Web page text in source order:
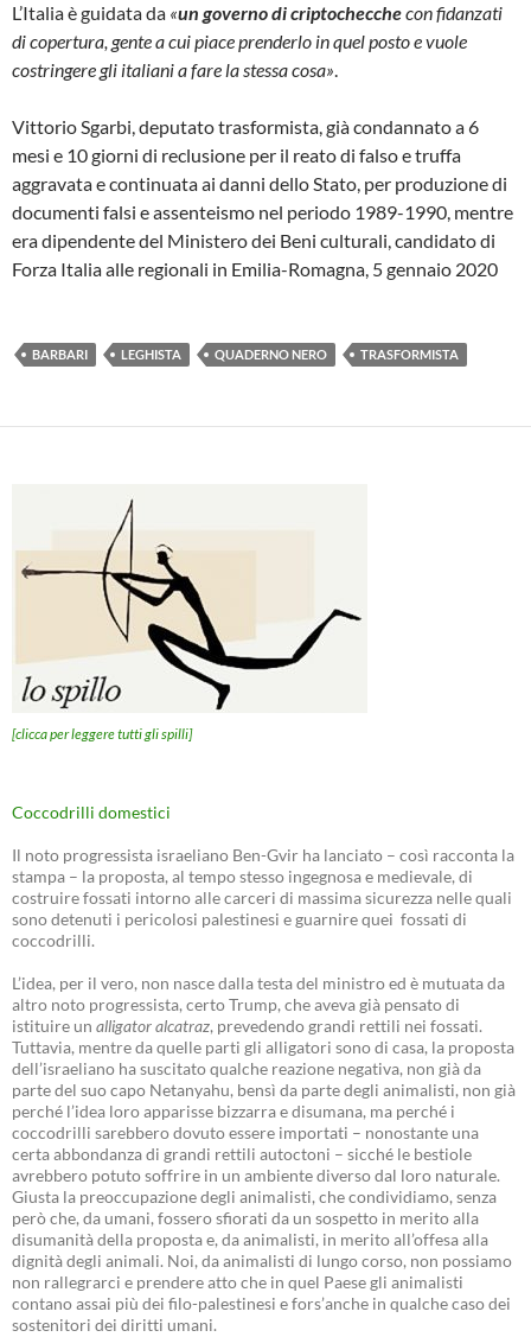
L’Italia è guidata da «un governo di criptochecchecon fidanzati
di copertura, gente a cui piace prenderlo in quel posto e vuole
costringere gli italiani a fare la stessa cosa».
Vittorio Sgarbi, deputato trasformista, già condannato a 6
mesi e 10 giorni di reclusione per il reato di falso e truffa
aggravata e continuata ai danni dello Stato, per produzione di
documenti falsi e assenteismo nel periodo 1989-1990, mentre
era dipendente del Ministero dei Beni culturali, candidato di
Forza Italia alle regionali in Emilia-Romagna, 5 gennaio 2020
BARBARI LEGHISTA QUADERNO NERO TRASFORMISTA
[clicca per leggere tutti gli spilli]
Coccodrilli domestici
Il noto progressista israeliano Ben-Gvir ha lanciato – così racconta la
stampa – la proposta, al tempo stesso ingegnosa e medievale, di
costruire fossati intorno alle carceri di massima sicurezza nelle quali
sono detenuti i pericolosi palestinesi e guarnire quei fossati di
coccodrilli.
L’idea, per il vero, non nasce dalla testa del ministro ed è mutuata da
altro noto progressista, certo Trump, che aveva già pensato di
istituire un alligator alcatraz, prevedendo grandi rettili nei fossati.
Tuttavia, mentre da quelle parti gli alligatori sono di casa, la proposta
dell’israeliano ha suscitato qualche reazione negativa, non già da
parte del suo capo Netanyahu, bensì da parte degli animalisti, non già
perché l’idea loro apparisse bizzarra e disumana, ma perché i
coccodrilli sarebbero dovuto essere importati – nonostante una
certa abbondanza di grandi rettili autoctoni – sicché le bestiole
avrebbero potuto soffrire in un ambiente diverso dal loro naturale.
Giusta la preoccupazione degli animalisti, che condividiamo, senza
però che, da umani, fossero sfiorati da un sospetto in merito alla
disumanità della proposta e, da animalisti, in merito all’offesa alla
dignità degli animali. Noi, da animalisti di lungo corso, non possiamo
non rallegrarci e prendere atto che in quel Paese gli animalisti
contano assai più dei filo-palestinesi e fors’anche in qualche caso dei
sostenitori dei diritti umani.